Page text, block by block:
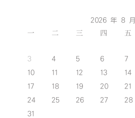
2026 年 8 月
一 二 三 四 五
3
4 5 6 7
10
11 12 13 14
17
18 19 20 21
24
25 26 27 28
31